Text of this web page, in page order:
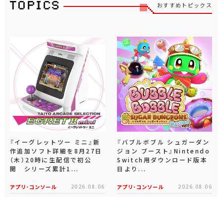
おすすめトピックス
『イーグレットツー ミニ』新
作追加ソフト詳細を8月27日
（木）20時に生配信で初公
開 シリーズ累計1...
アプリ･コンソール 2026.08.06
『バブルボブル シュガーダン
ジョン ブースト』Nintendo
Switch用ダウンロード版本
日より...
アプリ･コンソール 2026.08.06